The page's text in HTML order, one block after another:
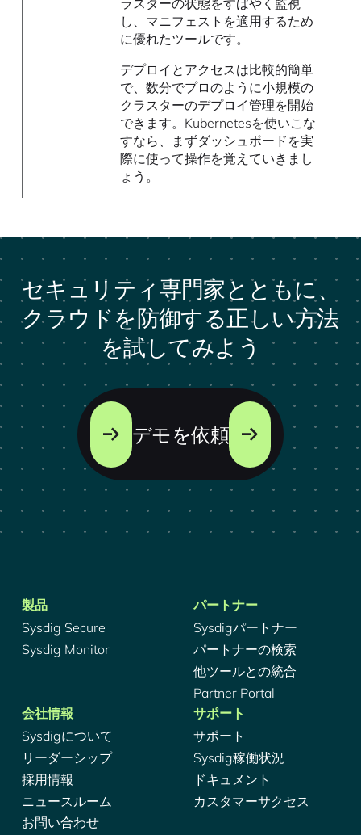
ラスターの状態をすばやく監視
し、マニフェストを適用するため
に優れたツールです。
デプロイとアクセスは比較的簡単
で、数分でプロのように小規模の
クラスターのデプロイ管理を開始
できます。Kubernetesを使いこな
すなら、まずダッシュボードを実
際に使って操作を覚えていきまし
ょう。
セキュリティ専門家とともに、
クラウドを防御する正しい方法
を試してみよう
デモを依頼
製品
Sysdig Secure
Sysdig Monitor
パートナー
Sysdigパートナー
パートナーの検索
他ツールとの統合
Partner Portal
会社情報
Sysdigについて
リーダーシップ
採用情報
ニュースルーム
お問い合わせ
サポート
サポート
Sysdig稼働状況
ドキュメント
カスタマーサクセス